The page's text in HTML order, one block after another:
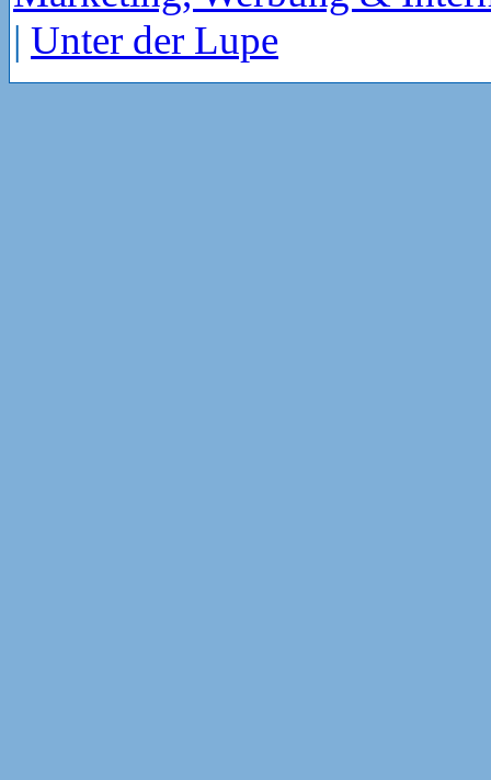
| Unter der Lupe